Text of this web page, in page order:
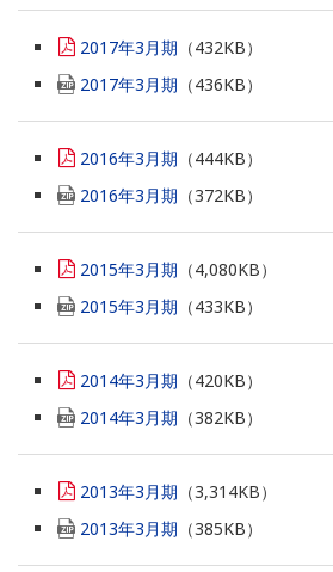
2017年3月期 （432KB）
2017年3月期 （436KB）
2016年3月期 （444KB）
2016年3月期 （372KB）
2015年3月期 （4,080KB）
2015年3月期 （433KB）
2014年3月期 （420KB）
2014年3月期 （382KB）
2013年3月期 （3,314KB）
2013年3月期 （385KB）